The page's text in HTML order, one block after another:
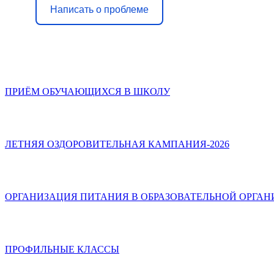
Написать о проблеме
ПРИЁМ ОБУЧАЮЩИХСЯ В ШКОЛУ
ЛЕТНЯЯ ОЗДОРОВИТЕЛЬНАЯ КАМПАНИЯ-2026
ОРГАНИЗАЦИЯ ПИТАНИЯ В ОБРАЗОВАТЕЛЬНОЙ
ПРОФИЛЬНЫЕ КЛАССЫ